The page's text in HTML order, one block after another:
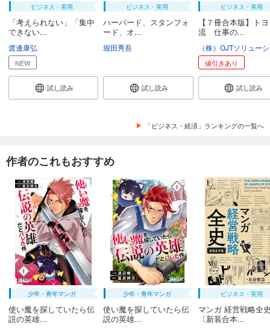
ビジネス・実用
「考えられない」「集中
できない...
渡邊康弘
NEW
試し読み
ビジネス・実用
ハーバード、スタンフォ
ード、オ...
堀田秀吾
試し読み
ビジネス・実用
【７冊合本版】ト
流 仕事の...
値引きあり
試し読み
「ビジネス・経済」ランキングの一覧へ
作者のこれもおすすめ
少年・青年マンガ
使い魔を探していたら伝
説の英雄...
少年・青年マンガ
使い魔を探していたら伝
説の英雄...
ビジネス・実用
マンガ 経営戦略全
〔新装合本...